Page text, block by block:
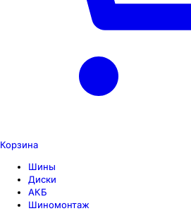
Корзина
Шины
Диски
АКБ
Шиномонтаж